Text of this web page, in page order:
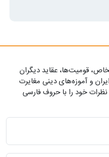
قومیت‌ها، عقاید دیگران
و آموزه‌های دینی مغایرت
خود را با حروف فارسی